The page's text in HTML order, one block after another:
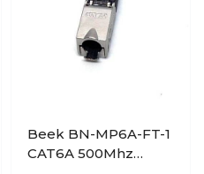
Beek BN-MP6A-FT-1
CAT6A 500Mhz